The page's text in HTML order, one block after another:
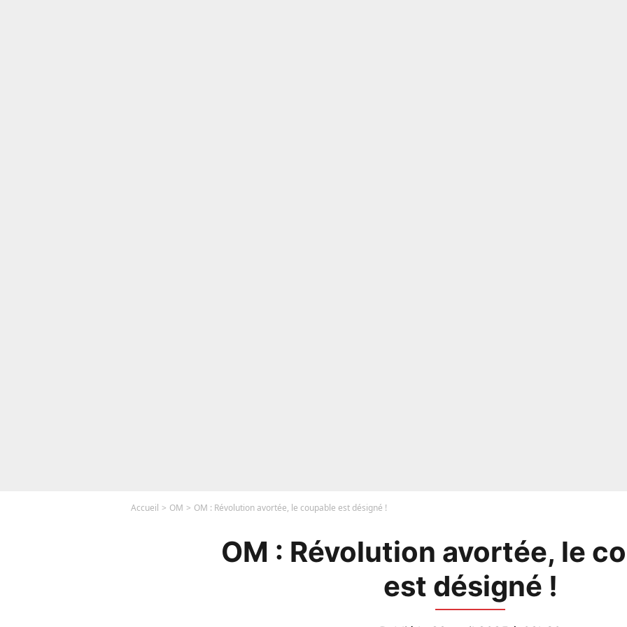
Accueil OM OM : Révolution avortée, le coupable est désigné !
OM : Révolution avortée, le
est désigné !